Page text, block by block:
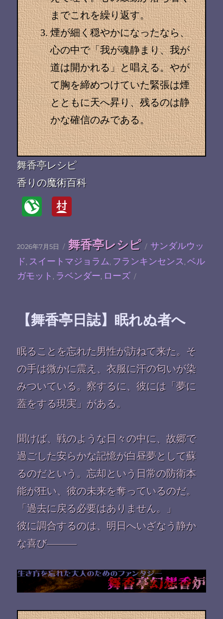
までこれを繰り返す。
煙が細く穏やかになったなら、
心の中で「我が魂静まり、我が
道は開かれる」と唱える。やが
て胸を締めつけていた緊張は煙
とともに天へ昇り、残るのは静
かな確信のみである。
舞香亭レシピ
香りの魔術百科
稿
日:
2026年7月5日
カ
テ
ゴ
リ
舞香亭レシピ
グ
サンダルウッ
ド, スイートマジョラム, フランキンセンス ,ベル
ガモット , ラベンダー, ローズ
【舞香亭日誌】眠れぬ者へ
眠ることを忘れた男性が訪ねて来た。そ
の手は微かに震え、衣服に汗の匂いが染
みついている。察するに、彼には「夢に
蓋をする現実」がある。
聞けば、戦のような日々の中に、故郷で
過ごした安らかな記憶が白昼夢として蘇
るのだという。忘却という日常の防衛本
能が狂い、彼の未来を奪っているのだ。
「過去に戻る必要はありません。」
彼に調合するのは、明日へいざなう静か
な喜び———